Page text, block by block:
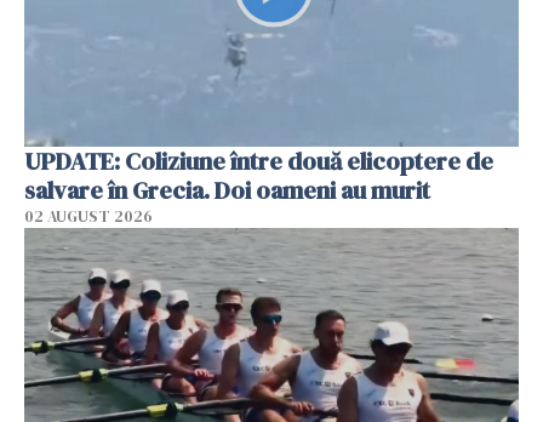
UPDATE: Coliziune între două elicoptere de
salvare în Grecia. Doi oameni au murit
02 AUGUST 2026